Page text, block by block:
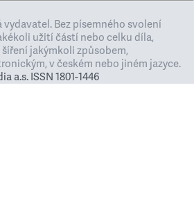
Bez písemného svolení
užití částí nebo celku díla,
jakýmkoli způsobem,
v českém nebo jiném jazyce.
a.s. ISSN 1801-1446